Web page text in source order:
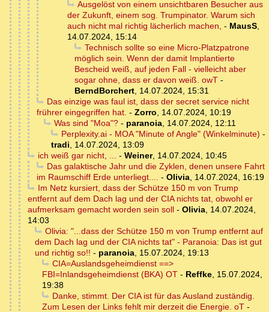
Ausgelöst von einem unsichtbaren Besucher aus
der Zukunft, einem sog. Trumpinator. Warum sich
auch nicht mal richtig lächerlich machen, - MausS,
14.07.2024, 15:14
Technisch sollte so eine Micro-Platzpatrone
möglich sein. Wenn der damit Implantierte
Bescheid weiß, auf jeden Fall - vielleicht aber
sogar ohne, dass er davon weiß. owT -
BerndBorchert, 14.07.2024, 15:31
Das einzige was faul ist, dass der secret service nicht
frührer eingegriffen hat. - Zorro, 14.07.2024, 10:19
Was sind "Moa"?- paranoia, 14.07.2024, 12:11
Perplexity.ai - MOA "Minute of Angle" (Winkelminute) -
tradi, 14.07.2024, 13:09
ich weiß gar nicht, ... - Weiner, 14.07.2024, 10:45
Das galaktische Jahr und die Zyklen, denen unsere Fahrt
im Raumschiff Erde unterliegt.... - Olivia, 14.07.2024, 16:19
Im Netz kursiert, dass der Schütze 150 m von Trump
entfernt auf dem Dach lag und der CIA nichts tat, obwohl er
aufmerksam gemacht worden sein soll - Olivia, 14.07.2024,
14:03
Olivia: "...dass der Schütze 150 m von Trump entfernt auf
dem Dach lag und der CIA nichts tat" - Paranoia: Das ist gut
und richtig so!! - paranoia, 15.07.2024, 19:13
CIA=Auslandsgeheimdienst ==>
FBI=Inlandsgeheimdienst (BKA) OT - Reffke, 15.07.2024,
19:38
Danke, stimmt. Der CIA ist für das Ausland zuständig.
Zum Lesen der Links fehlt mir derzeit die Energie. oT -